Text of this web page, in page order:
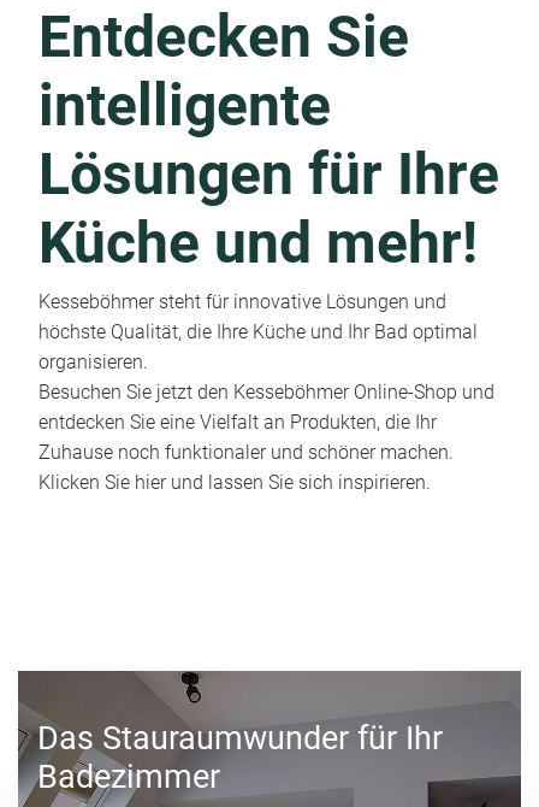
Entdecken Sie
intelligente
Lösungen für Ihre
Küche und mehr!
Kesseböhmer steht für innovative Lösungen und
höchste Qualität, die Ihre Küche und Ihr Bad optimal
organisieren.
Besuchen Sie jetzt den Kesseböhmer Online-Shop und
entdecken Sie eine Vielfalt an Produkten, die Ihr
Zuhause noch funktionaler und schöner machen.
Klicken Sie hier und lassen Sie sich inspirieren.
Das Stauraumwunder für Ihr
Badezimmer